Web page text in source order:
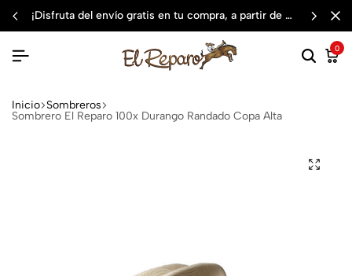
¡disfruta del envío gratis en tu compra, a partir de $3,000 mxn
0
Inicio Sombreros
Sombrero El Reparo 100x Durango Randado Copa Alta